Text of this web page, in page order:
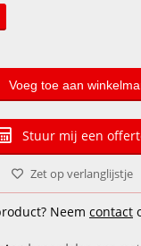
Voeg toe aan
Stuur mij een
Zet op verlanglijstje
Neem contact